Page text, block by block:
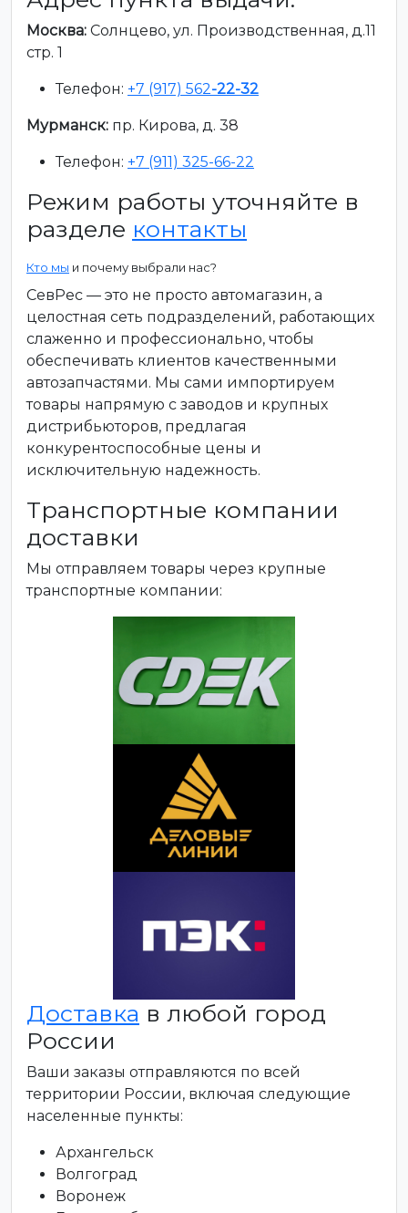
Москва: Солнцево, ул. Производственная, д.11
стр. 1
Телефон: +7 (917) 562-22-32
Мурманск: пр. Кирова, д. 38
Телефон: +7 (911) 325-66-22
Режим работы уточняйте в
разделе контакты
Кто мы и почему выбрали нас?
СевРес — это не просто автомагазин, а
целостная сеть подразделений, работающих
слаженно и профессионально, чтобы
обеспечивать клиентов качественными
автозапчастями. Мы сами импортируем
товары напрямую с заводов и крупных
дистрибьюторов, предлагая
конкурентоспособные цены и
исключительную надежность.
Транспортные компании
доставки
Мы отправляем товары через крупные
транспортные компании:
Доставка в любой город
России
Ваши заказы отправляются по всей
территории России, включая следующие
населенные пункты:
Архангельск
Волгоград
Воронеж